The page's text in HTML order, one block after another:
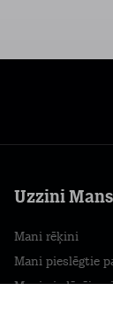
Uzzini
Mani rēķini
Mani pieslēgtie
Mani piedāvājumi